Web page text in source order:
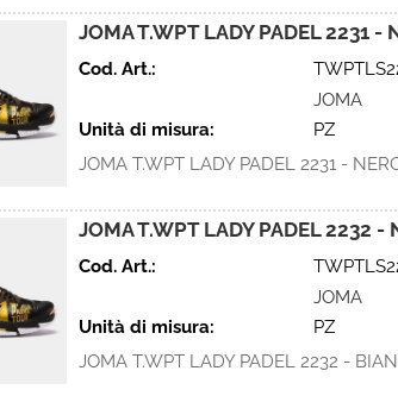
JOMA T.WPT LADY PADEL 2231
Cod. Art.:
JOMA
Unità di misura:
PZ
JOMA T.WPT LADY PADEL 2231 -
JOMA T.WPT LADY PADEL 2232
Cod. Art.:
JOMA
Unità di misura:
PZ
JOMA T.WPT LADY PADEL 2232 -